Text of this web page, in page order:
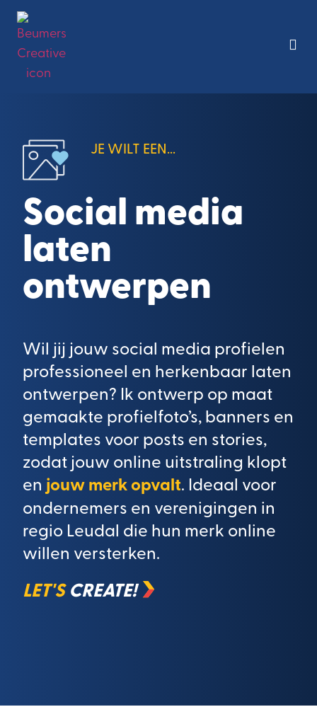
JE WILT EEN...
Social media
laten
ontwerpen
Wil jij jouw social media profielen
professioneel en herkenbaar laten
ontwerpen? Ik ontwerp op maat
gemaakte profielfoto’s, banners en
templates voor posts en stories,
zodat jouw online uitstraling klopt
en jouw merk opvalt. Ideaal voor
ondernemers en verenigingen in
regio Leudal die hun merk online
willen versterken.
LET'SCREATE!